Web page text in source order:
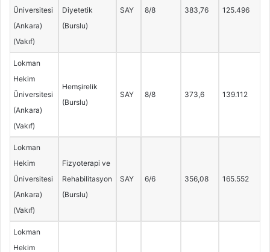
Üniversitesi
(Ankara)
(Vakıf)
Diyetetik
(Burslu)
SAY 8/8 383,76 125.496
Lokman
Hekim
Üniversitesi
(Ankara)
(Vakıf)
Hemşirelik
(Burslu)
SAY 8/8 373,6 139.112
Lokman
Hekim
Üniversitesi
(Ankara)
(Vakıf)
Fizyoterapi ve
Rehabilitasyon
(Burslu)
SAY 6/6 356,08 165.552
Lokman
Hekim